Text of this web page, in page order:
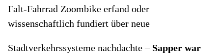
Falt-Fahrrad Zoombike erfand oder
wissenschaftlich fundiert über neue
Stadtverkehrssysteme nachdachte – Sapper war